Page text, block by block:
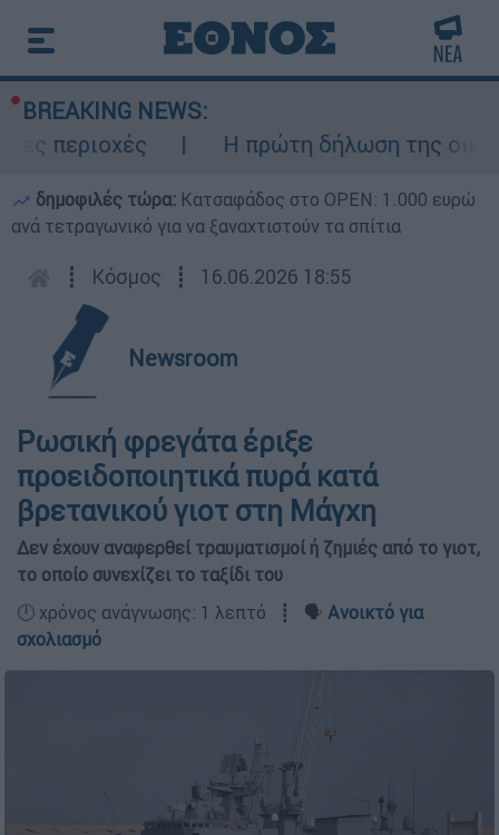
BREAKING NEWS:
περιοχές
Η πρώτη δήλωση της
δημοφιλές τώρα: Κατσαφάδος στο OPEN: 1.000 ευρώ
ανά τετραγωνικό για να ξαναχτιστούν τα σπίτια
┋ Κόσμος ┋ 16.06.2026 18:55
Newsroom
Ρωσική φρεγάτα έριξε
προειδοποιητικά πυρά κατά
βρετανικού γιοτ στη Μάγχη
Δεν έχουν αναφερθεί τραυματισμοί ή ζημιές από το γιοτ,
το οποίο συνεχίζει το ταξίδι του
🕛 χρόνος ανάγνωσης: 1 λεπτό ┋ 🗣️ Ανοικτό για
σχολιασμό